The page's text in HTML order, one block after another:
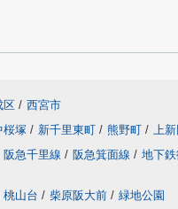
区 / 西宮市
桜塚 / 新千里東町 / 熊野町 / 上新
阪急千里線 / 阪急箕面線 / 地下
桃山台 / 柴原阪大前 / 緑地公園